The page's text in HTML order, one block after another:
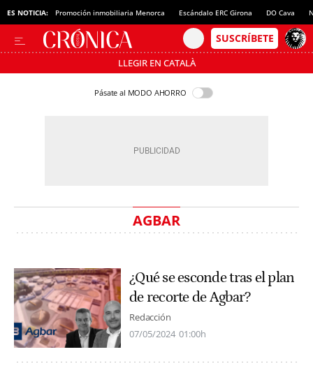
ES NOTICIA: Promoción inmobiliaria Menorca Escándalo ERC Girona DO Cava
LLEGIR EN CATALÀ
Pásate al MODO AHORRO
AGBAR
¿Qué se esconde tras el plan
de recorte de Agbar?
Redacción
07/05/2024 01:00h